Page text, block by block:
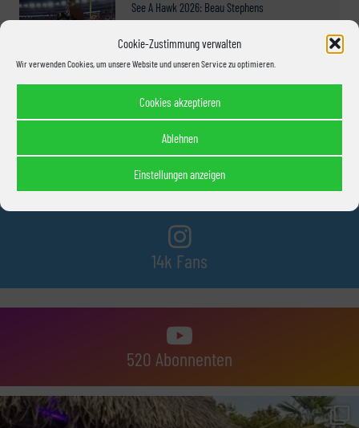
Cookie-Zustimmung verwalten
Wir verwenden Cookies, um unsere Website und unseren Service zu optimieren.
Cookies akzeptieren
Ablehnen
Einstellungen anzeigen
See A Hawk 2026: Beau Stephens
7.7k Fans
14k Fans
520 Abonnenten